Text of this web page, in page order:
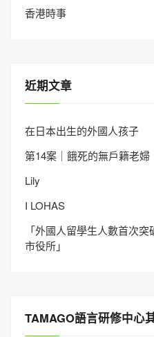
香港時事
近期文章
在日本出生的外國人孩子
第14案｜餓死的無戶籍老婦
Lily
I LOHAS
「外國人留學生人數首次
市役所」
TAMAGO語言研修中心